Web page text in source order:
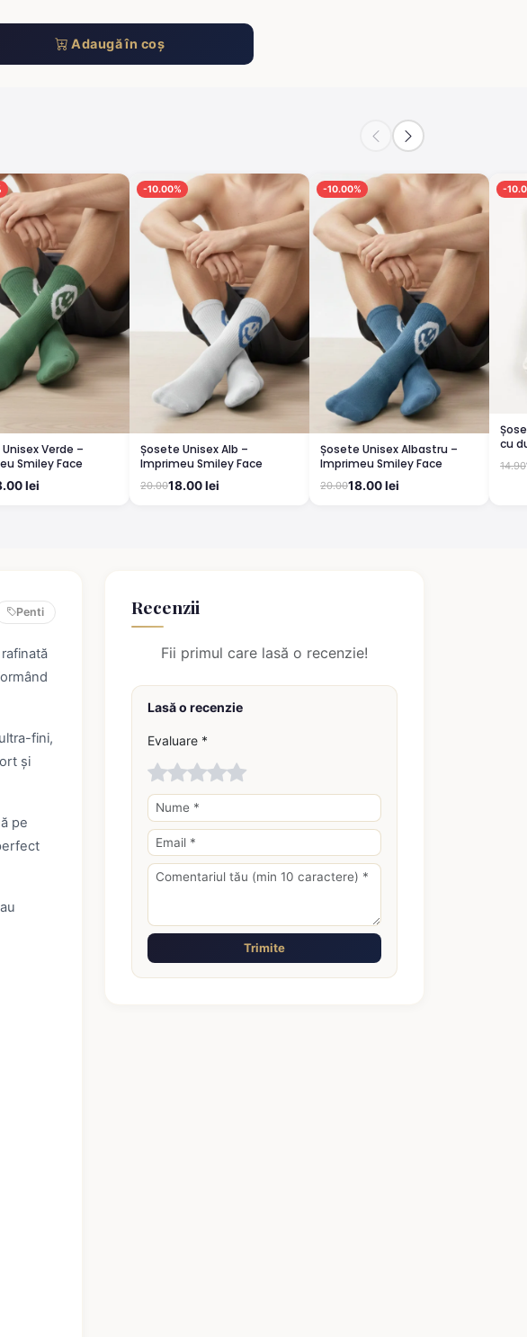
Adaugă în coș
Verde –
Smiley Face
lei
-10.00%
Șosete Unisex Alb –
Imprimeu Smiley Face
20.0018.00 lei
-10.00%
Șosete Unisex Albastru –
Imprimeu Smiley Face
20.0018.00 lei
-
cu
14.90
Penti
fini,
și
pe
Recenzii
Fii primul care lasă o recenzie!
Lasă o recenzie
Evaluare *
Trimite